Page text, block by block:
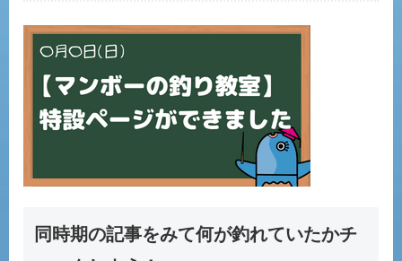
同時期の記事をみて何が釣れていたかチ